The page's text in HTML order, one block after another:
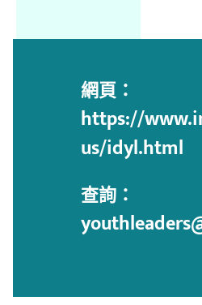
網頁：
https://
us/idyl.html
查詢：